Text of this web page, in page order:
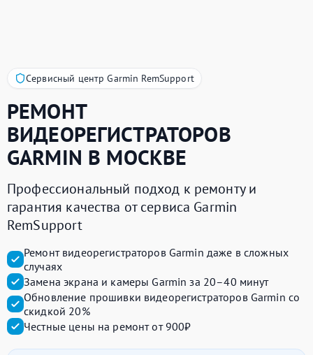
Сервисный центр Garmin RemSupport
РЕМОНТ
ВИДЕОРЕГИСТРАТОРОВ
GARMIN В МОСКВЕ
Профессиональный подход к ремонту и
гарантия качества от сервиса Garmin
RemSupport
Ремонт видеорегистраторов Garmin даже в сложных
случаях
Замена экрана и камеры Garmin за 20–40 минут
Обновление прошивки видеорегистраторов Garmin со
скидкой 20%
Честные цены на ремонт от 900₽